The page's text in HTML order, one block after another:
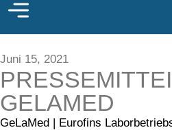
Juni 15, 2021
GELAMED
GeLaMed | Eurofins